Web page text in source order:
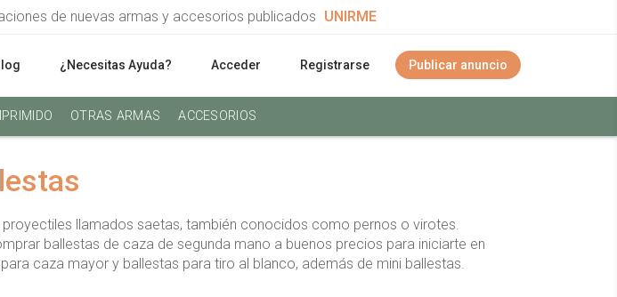
de nuevas armas y accesorios publicados UNIRME
¿Necesitas Ayuda? Acceder Registrarse Publicar anuncio
OTRAS ARMAS ACCESORIOS
llamados saetas, también conocidos como pernos o virotes.
ballestas de caza de segunda mano a buenos precios para iniciarte en
caza mayor y ballestas para tiro al blanco, además de mini ballestas.